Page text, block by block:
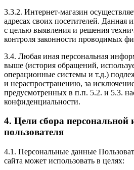
3.3.2. Интернет-магазин
адресах своих посетителей. Данная
с целью выявления и решения
контроля законности проводимых
3.4. Любая иная персональная
выше (история обращений,
операционные системы и т.д.)
и нераспространению, за
предусмотренных в п.п. 5.2. и 5.3.
конфиденциальности.
4. Цели сбора
пользователя
4.1. Персональные данные
сайта может использовать в целях: